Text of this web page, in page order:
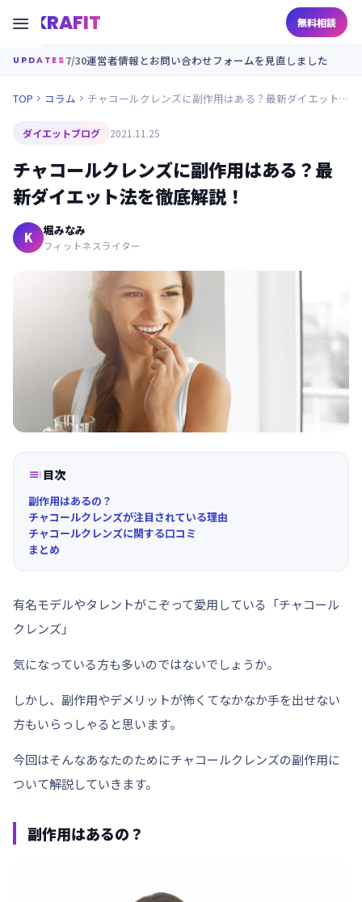
KRAFIT 無料相談

UPDATES 7/30運営者情報とお問い合わせフォームを見直しました
TOP  コラム  チャコールクレンズに副作用はある？最新ダイエット法を徹底解説！
ダイエットブログ 2021.11.25
チャコールクレンズに副作用はある？最
新ダイエット法を徹底解説！
K 堀みなみ
フィットネスライター
目次
副作用はあるの？
チャコールクレンズが注目されている理由
チャコールクレンズに関する口コミ
まとめ
有名モデルやタレントがこぞって愛用している
「チャコール
クレンズ」
気になっている方も多いのではないでしょうか。
しかし、 副作用やデメリットが怖くてなかなか手を出せない
方もいらっしゃると思います。
今回はそんなあなたのためにチャコールクレンズの副作用に
ついて解説していきます。
副作用はあるの？